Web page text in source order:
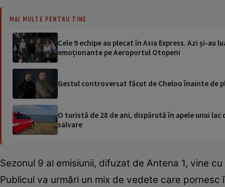
MAI MULTE PENTRU TINE
Cele 9 echipe au plecat în Asia Express. Azi și-
emoționante pe Aeroportul Otopeni
Gestul controversat făcut de Cheloo înainte de
O turistă de 28 de ani, dispărută în apele unui
salvare
Sezonul 9 al emisiunii, difuzat de Antena 1, vine
Publicul va urmări un mix de vedete care